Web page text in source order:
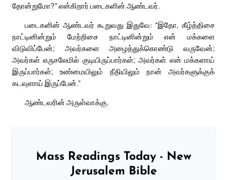
தோன்றுமோ?” என்கிறார் படைகளின் ஆண்டவர்.
படைகளின் ஆண்டவர் கூறுவது இதுவே: “இதோ, கீழ்த்திசை
நாட்டினின்றும் மேற்றிசை நாட்டினின்றும் என் மக்களை
விடுவிப்பேன்; அவர்களை அழைத்துக்கொண்டு வருவேன்;
அவர்கள் எருசலேமில் குடியிருப்பார்கள்; அவர்கள் என் மக்களாய்
இருப்பார்கள்; உண்மையிலும் நீதியிலும் நான் அவர்களுக்குக்
கடவுளாய் இருப்பேன்.”
ஆண்டவரின் அருள்வாக்கு.
Mass Readings Today - New
Jerusalem Bible